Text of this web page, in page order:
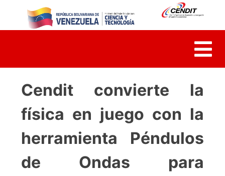
content
Cendit convierte la
física en juego con la
herramienta Péndulos
de Ondas para